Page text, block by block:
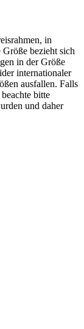
in
bezieht sich
in der Größe
internationaler
ausfallen. Falls
bitte
und daher